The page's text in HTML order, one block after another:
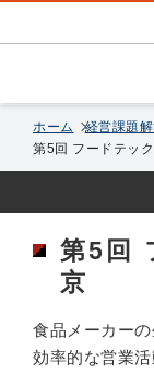
ホーム 経営課題
第5回 フードテッ
第5回
京
食品メーカー
効率的な営業活